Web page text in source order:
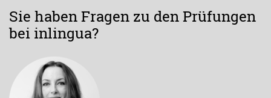
Sie haben Fragen zu den Prüfungen
bei inlingua?